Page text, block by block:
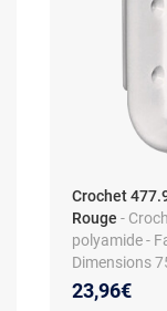
Crochet
Rouge -
polyamide -
Dimensions
23,96€